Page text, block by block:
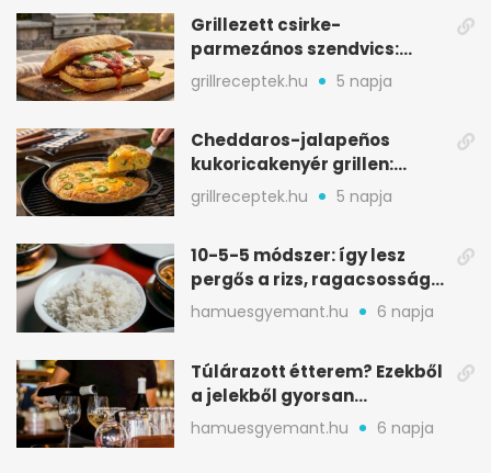
Grillezett csirke-
parmezános szendvics:
ropogós csirke, olvadó sajt
grillreceptek.hu 5 napja
Cheddaros-jalapeños
kukoricakenyér grillen:
ropogós alj, puha belső
grillreceptek.hu 5 napja
10-5-5 módszer: így lesz
pergős a rizs, ragacsosság
nélkül
hamuesgyemant.hu 6 napja
Túlárazott étterem? Ezekből
a jelekből gyorsan
észreveheted
hamuesgyemant.hu 6 napja